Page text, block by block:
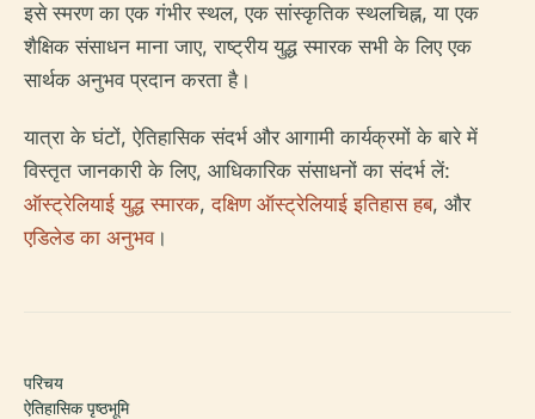
इसे स्मरण का एक गंभीर स्थल, एक सांस्कृतिक स्थलचिह्न, या एक
शैक्षिक संसाधन माना जाए, राष्ट्रीय युद्ध स्मारक सभी के लिए एक
सार्थक अनुभव प्रदान करता है।
यात्रा के घंटों, ऐतिहासिक संदर्भ और आगामी कार्यक्रमों के बारे में
विस्तृत जानकारी के लिए, आधिकारिक संसाधनों का संदर्भ लें:
ऑस्ट्रेलियाई युद्ध स्मारक,दक्षिण ऑस्ट्रेलियाई इतिहास हब, और
एडिलेड का अनुभव।
परिचय
ऐतिहासिक पृष्ठभूमि